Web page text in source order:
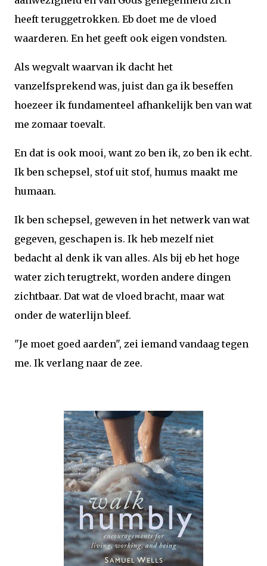
heeft teruggetrokken. Eb doet me de vloed
waarderen. En het geeft ook eigen vondsten.
Als wegvalt waarvan ik dacht het
vanzelfsprekend was, juist dan ga ik beseffen
hoezeer ik fundamenteel afhankelijk ben van wat
me zomaar toevalt.
En dat is ook mooi, want zo ben ik, zo ben ik echt.
Ik ben schepsel, stof uit stof, humus maakt me
humaan.
Ik ben schepsel, geweven in het netwerk van wat
gegeven, geschapen is. Ik heb mezelf niet
bedacht al denk ik van alles. Als bij eb het hoge
water zich terugtrekt, worden andere dingen
zichtbaar. Dat wat de vloed bracht, maar wat
onder de waterlijn bleef.
"Je moet goed aarden", zei iemand vandaag tegen
me. Ik verlang naar de zee.